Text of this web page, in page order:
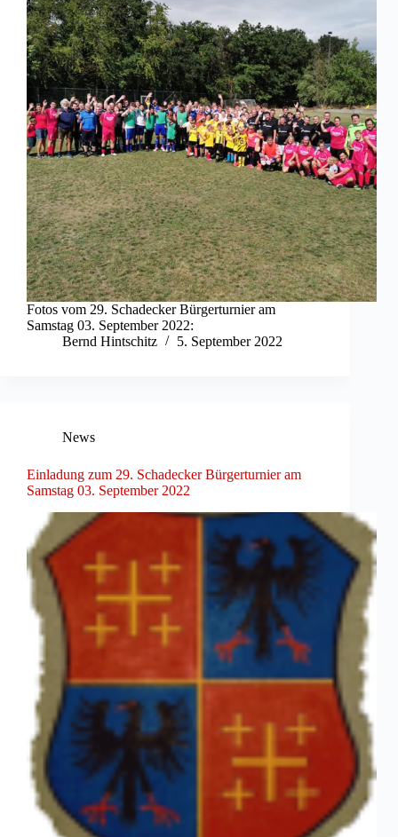
Fotos vom 29. Schadecker Bürgerturnier am
Samstag 03. September 2022:
Bernd Hintschitz
5. September 2022
News
Einladung zum 29. Schadecker Bürgerturnier am
Samstag 03. September 2022